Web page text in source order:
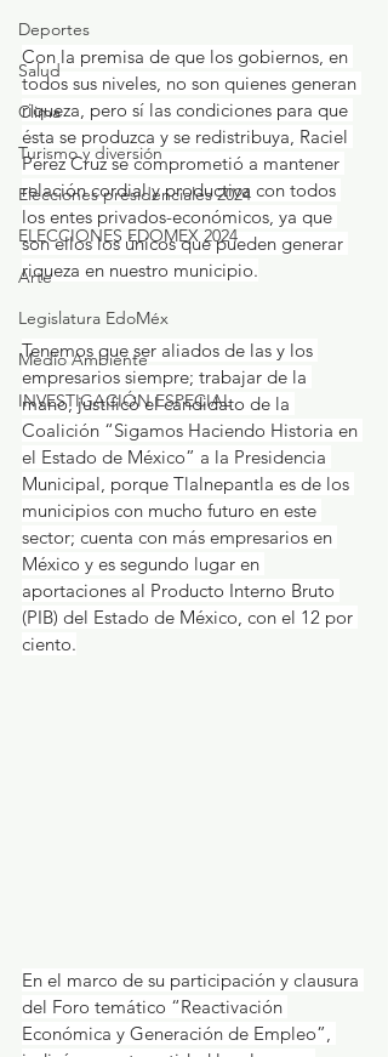
Deportes
Salud
Clima
Turismo y diversión
Elecciones presidenciales 2024
ELECCIONES EDOMEX 2024
Arte
Legislatura EdoMéx
Medio Ambiente
INVESTIGACIÓN ESPECIAL
Con la premisa de que los gobiernos, en
todos sus niveles, no son quienes generan
riqueza, pero sí las condiciones para que
ésta se produzca y se redistribuya, Raciel
Pérez Cruz se comprometió a mantener
relación cordial y productiva con todos
los entes privados-económicos, ya que
son ellos los únicos que pueden generar
riqueza en nuestro municipio.
Tenemos que ser aliados de las y los
empresarios siempre; trabajar de la
mano, justificó el candidato de la
Coalición “Sigamos Haciendo Historia en
el Estado de México” a la Presidencia
Municipal, porque Tlalnepantla es de los
municipios con mucho futuro en este
sector; cuenta con más empresarios en
México y es segundo lugar en
aportaciones al Producto Interno Bruto
(PIB) del Estado de México, con el 12 por
ciento.
En el marco de su participación y clausura
del Foro temático “Reactivación
Económica y Generación de Empleo”,